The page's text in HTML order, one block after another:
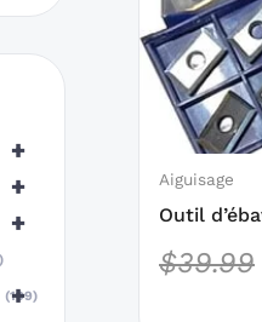
+
+
+
+
199
Aiguisage
Outil
choix des
$39.99
des
options
qui
peuvent
être
choisies
sur
page